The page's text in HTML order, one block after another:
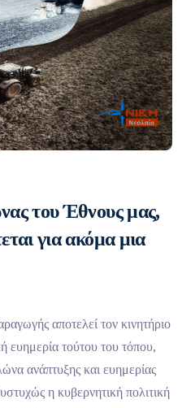
του Έθνους μας,
για ακόμα μια
αποτελεί τον κινητήριο
ευημερία τούτου του τόπου,
ανάπτυξης και ευημερίας
η κυβερνητική πολιτική